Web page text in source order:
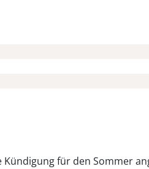
Kündigung für den Sommer